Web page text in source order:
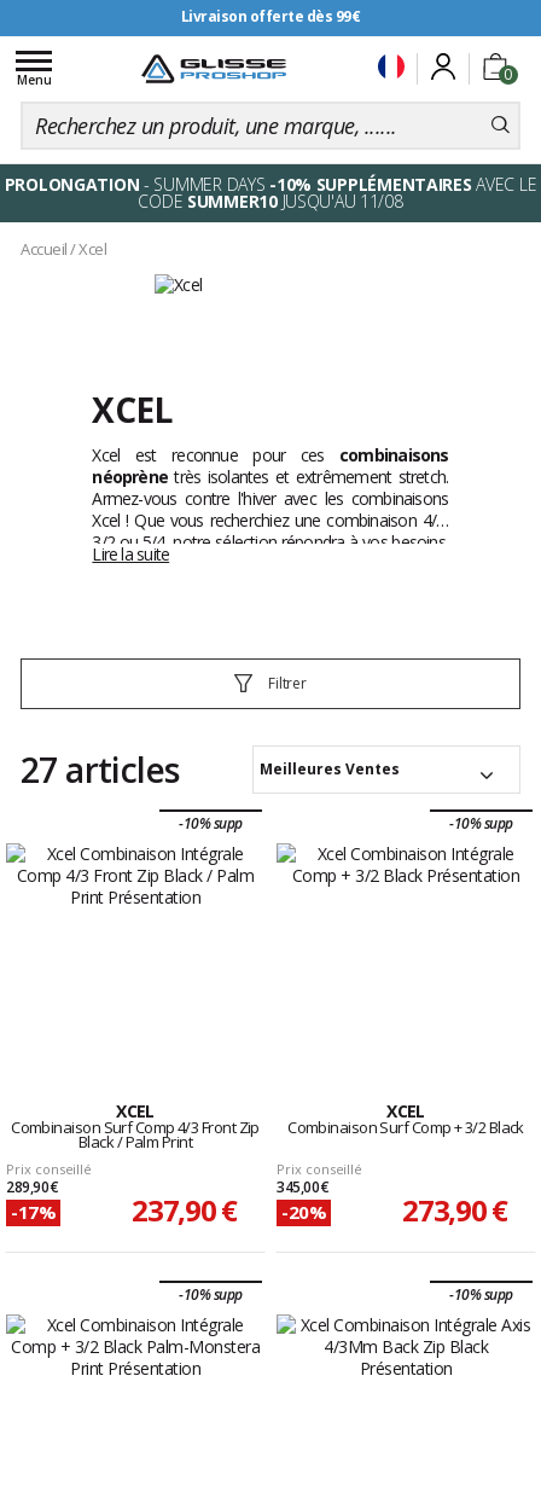
Livraison offerte dès 99€
0
Toggle
navigation
Menu
PROLONGATION - SUMMER DAYS -10% SUPPLÉMENTAIRES AVEC LE
CODE SUMMER10JUSQU'AU 11/08
Accueil/Xcel
XCEL
Xcel est reconnue pour ces combinaisons
néoprène très isolantes et extrêmement stretch.
Armez-vous contre l'hiver avec les combinaisons
Xcel ! Que vous recherchiez une combinaison 4/3,
3/2 ou 5/4, notre sélection répondra à vos besoins.
Nous proposons également des modèles
Lire la suite
Filtrer
27 articles Meilleures Ventes
-10% supp
XCEL
Combinaison Surf Comp 4/3 Front Zip
Black / Palm Print
Prix conseillé
289,90 €
-17% 237,90 €
-10% supp
XCEL
Combinaison Surf Comp + 3/2 Black
Prix conseillé
345,00 €
-20% 273,90 €
-10% supp -10% supp